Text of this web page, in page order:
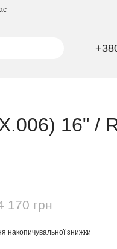
16" /
170 грн
накопичувальної знижки